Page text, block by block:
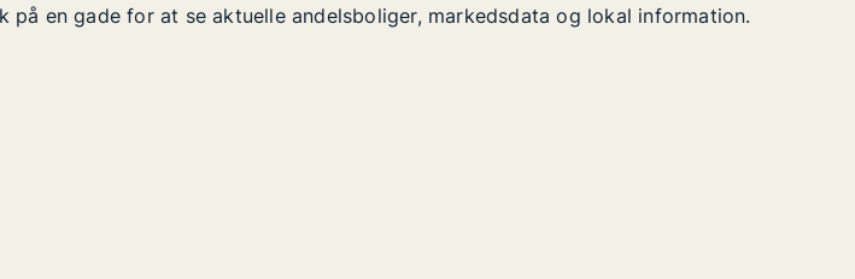
en gade for at se aktuelle andelsboliger, markedsdata og lokal information.